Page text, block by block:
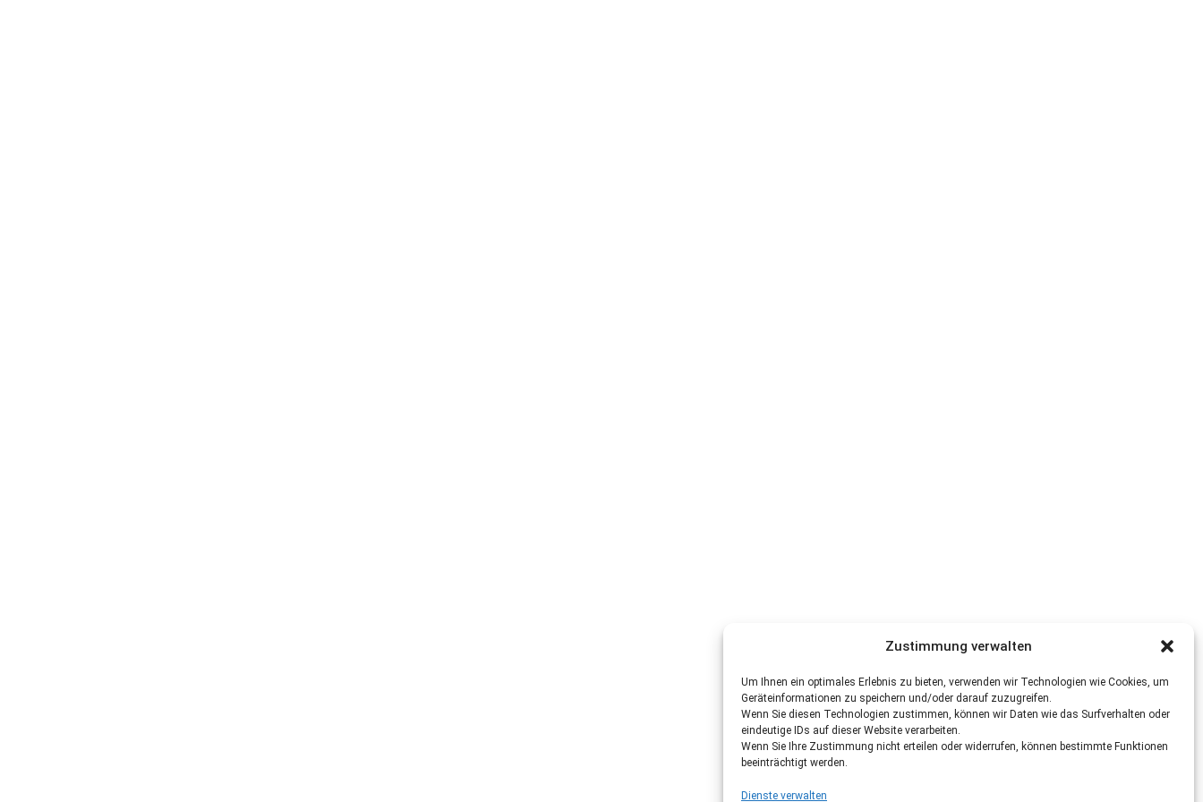
Zustimmung verwalten
Um Ihnen ein optimales Erlebnis zu bieten, verwenden wir Technologien wie Cookies, um
Geräteinformationen zu speichern und/oder darauf zuzugreifen.
Wenn Sie diesen Technologien zustimmen, können wir Daten wie das Surfverhalten oder
eindeutige IDs auf dieser Website verarbeiten.
Wenn Sie Ihre Zustimmung nicht erteilen oder widerrufen, können bestimmte Funktionen
beeinträchtigt werden.
Dienste verwalten